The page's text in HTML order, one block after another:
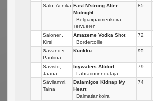
Salo, Annika Fast N'strong After
Midnight
Belgianpaimenkoira,
Tervueren
85
Salonen,
Kirsi
Amazeme Vodka Shot
Bordercollie
72
Savander,
Pauliina
Kunkku 95
Savisto,
Jaana
Icywaters Altdorf
Labradorinnoutaja
79
Sävilammi,
Taina
Dalamigos Kidnap My
Heart
Dalmatiankoira
74